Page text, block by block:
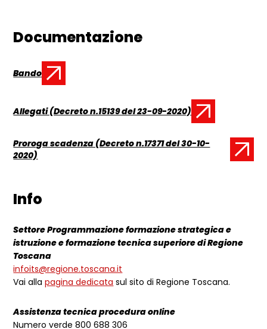
Documentazione
Documento:
Bando
Documento:
Allegati (Decreto n.15139 del 23-09-2020)
Documento:
Proroga scadenza (Decreto n.17371 del 30-10-
2020)
Info
Settore Programmazione formazione strategica e
istruzione e formazione tecnica superiore di Regione
Toscana
infoits@regione.toscana.it
Vai allapagina dedicata sul sito di Regione Toscana.
Assistenza tecnica procedura online
Numero verde 800 688 306